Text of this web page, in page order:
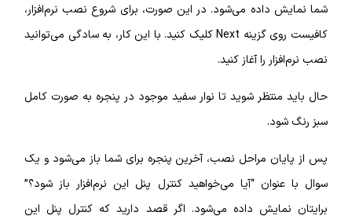
شما نمایش داده می‌شود. در این صورت، برای شروع نصب نرم‌افزار،
کافیست روی گزینه Next کلیک کنید. با این کار، به سادگی می‌توانید
نصب نرم‌افزار را آغاز کنید.
حال باید منتظر شوید تا نوار سفید موجود در پنجره به صورت کامل
سبز رنگ شود.
پس از پایان مراحل نصب، آخرین پنجره برای شما باز می‌شود و یک
سوال با عنوان “آیا می‌خواهید کنترل پنل این نرم‌افزار باز شود؟”
برایتان نمایش داده می‌شود. اگر قصد دارید که کنترل پنل این